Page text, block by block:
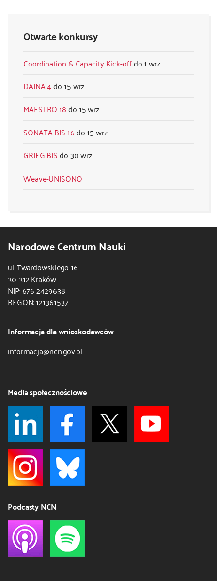
Otwarte konkursy
Coordination & Capacity Kick-off
1 wrz
DAINA 4
15 wrz
MAESTRO 18
15 wrz
SONATA BIS 16
15 wrz
GRIEG BIS
30 wrz
Weave-UNISONO
Narodowe Centrum Nauki
ul. Twardowskiego 16
30-312 Kraków
NIP: 676 2429638
REGON: 121361537
Informacja dla wnioskodawców
informacja@ncn.gov.pl
Media społecznościowe
Podcasty NCN